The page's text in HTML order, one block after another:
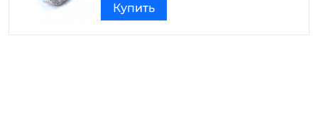
Купить